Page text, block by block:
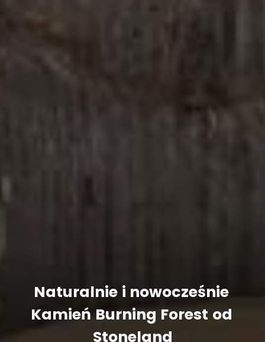
Naturalnie i nowocześnie
Kamień Burning Forest od
Stoneland